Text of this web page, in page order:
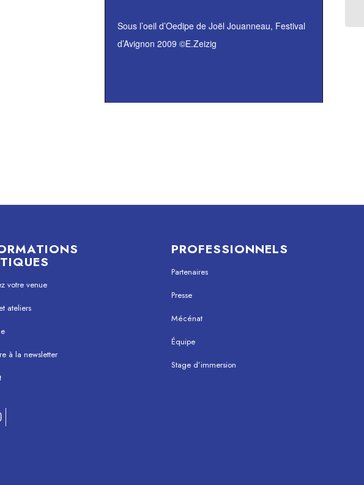
Sous l’oeil d’Oedipede Joël Jouanneau, Festival
d’Avignon 2009 ©E.Zeizig
votre venue
ateliers
à la newsletter
PROFESSIONNELS
Partenaires
Presse
Mécénat
Équipe
Stage d’immersion